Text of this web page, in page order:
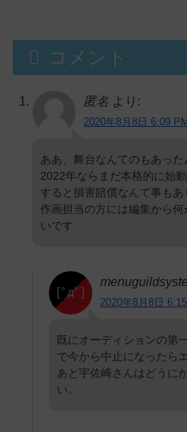
コメント
匿名 より:
2020年8月8日 6:09 PM
ああ、舞台なんてのもあった
2022年ならまだ本格的に始
すると損害賠償なんて事もあ
作画担当の方には編集から
いです
2020年8月8日
既にオーディションの第
で今から中止になったら
あと宇佐崎さんはどうに
い。